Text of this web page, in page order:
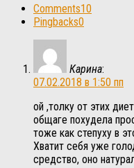
Comments10
Pingbacks0
Карина:
07.02.2018 в 1:50 пп
ой ,толку от этих
общаге похудела
тоже как степуху в
Хватит себя уже
средство, оно